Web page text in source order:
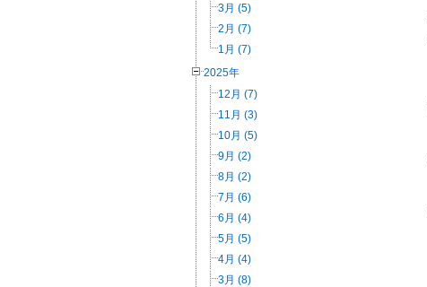
3月 (5)
2月 (7)
1月 (7)
2025年
12月 (7)
11月 (3)
10月 (5)
9月 (2)
8月 (2)
7月 (6)
6月 (4)
5月 (5)
4月 (4)
3月 (8)